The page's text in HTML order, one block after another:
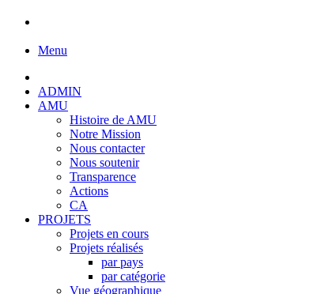
Menu
ADMIN
AMU
Histoire de AMU
Notre Mission
Nous contacter
Nous soutenir
Transparence
Actions
CA
PROJETS
Projets en cours
Projets réalisés
par pays
par catégorie
Vue géographique